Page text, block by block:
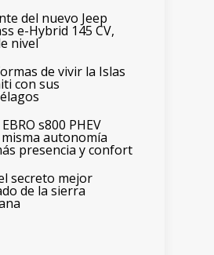
del nuevo Jeep
e-Hybrid 145 CV,
nivel
de vivir la Islas
con sus
s800 PHEV
misma autonomía
presencia y confort
secreto mejor
de la sierra